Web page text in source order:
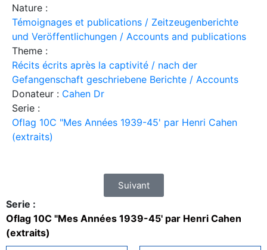
Nature :
Témoignages et publications / Zeitzeugenberichte
und Veröffentlichungen / Accounts and publications
Theme :
Récits écrits après la captivité / nach der
Gefangenschaft geschriebene Berichte / Accounts
Donateur : Cahen Dr
Serie :
Oflag 10C "Mes Années 1939-45' par Henri Cahen
(extraits)
Suivant
Serie :
Oflag 10C "Mes Années 1939-45' par Henri Cahen
(extraits)